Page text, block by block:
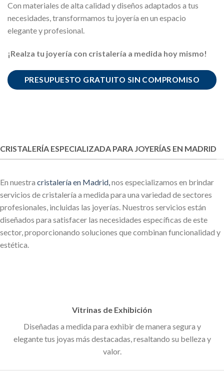
Con materiales de alta calidad y diseños adaptados a tus
necesidades, transformamos tu joyería en un espacio
elegante y profesional.
¡Realza tu joyería con cristalería a medida hoy mismo!
PRESUPUESTO GRATUITO SIN COMPROMISO
CRISTALERÍA ESPECIALIZADA PARA JOYERÍAS EN MADRID
En nuestra cristalería en Madrid, nos especializamos en brindar
servicios de cristalería a medida para una variedad de sectores
profesionales, incluidas las joyerías. Nuestros servicios están
diseñados para satisfacer las necesidades específicas de este
sector, proporcionando soluciones que combinan funcionalidad y
estética.
Vitrinas de Exhibición
Diseñadas a medida para exhibir de manera segura y
elegante tus joyas más destacadas, resaltando su belleza y
valor.